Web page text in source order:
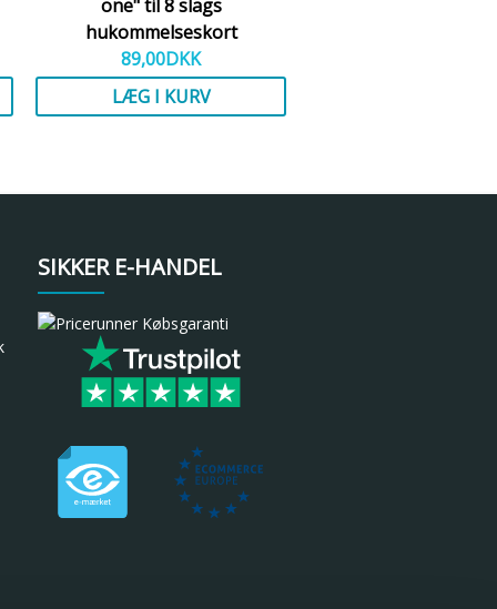
one" til 8 slags
hukommelseskort
89,00DKK
LÆG I KURV
SIKKER E-HANDEL